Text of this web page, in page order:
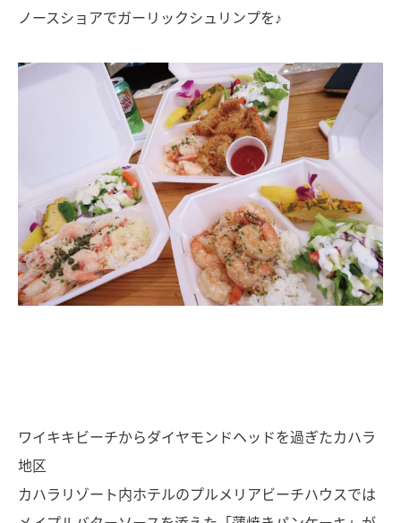
ノースショアでガーリックシュリンプを♪
ワイキキビーチからダイヤモンドヘッドを過ぎたカハラ
地区
カハラリゾート内ホテルのプルメリアビーチハウスでは